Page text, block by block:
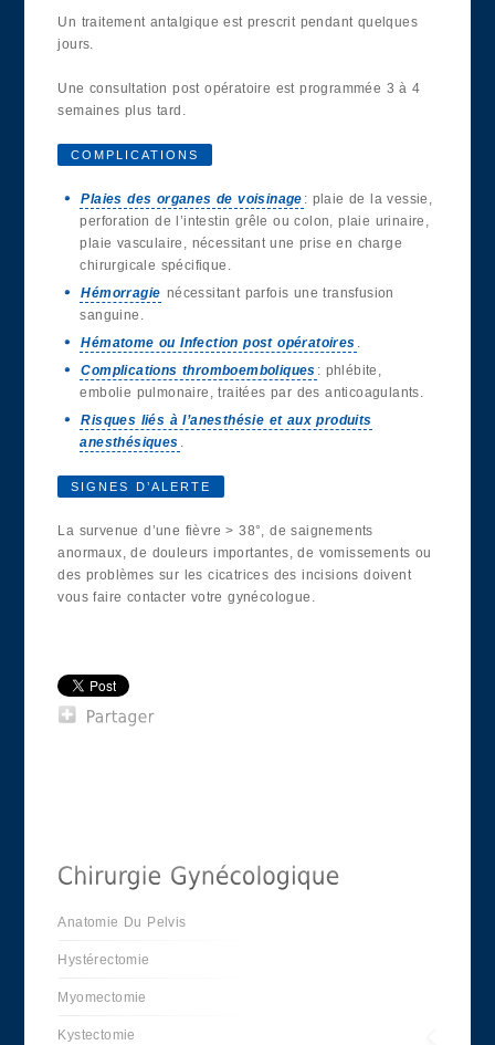
Un traitement antalgique est prescrit pendant quelques
jours.
Une consultation post opératoire est programmée 3 à 4
semaines plus tard.
COMPLICATIONS
Plaies des organes de voisinage : plaie de la vessie,
perforation de l’intestin grêle ou colon, plaie urinaire,
plaie vasculaire, nécessitant une prise en charge
chirurgicale spécifique.
Hémorragie nécessitant parfois une transfusion
sanguine.
Hématome ou Infection post opératoires .
Complications thromboemboliques : phlébite,
embolie pulmonaire, traitées par des anticoagulants.
Risques liés à l’anesthésie et aux produits
anesthésiques .
SIGNES D’ALERTE
La survenue d’une fièvre > 38°, de saignements
anormaux, de douleurs importantes, de vomissements ou
des problèmes sur les cicatrices des incisions doivent
vous faire contacter votre gynécologue.
Anatomie Du Pelvis
Hystérectomie
Myomectomie
Kystectomie